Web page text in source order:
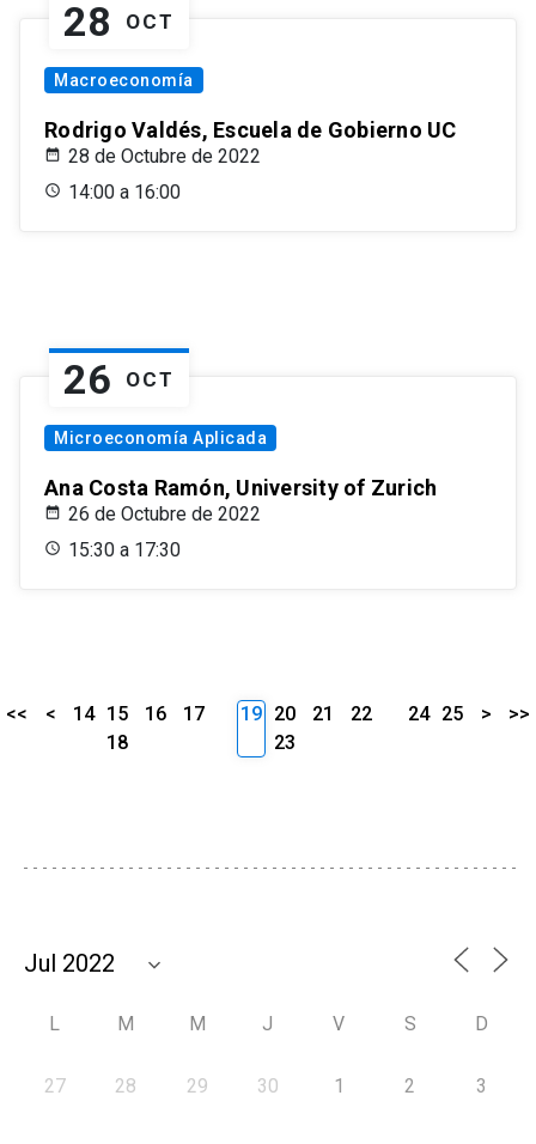
28 OCT
Macroeconomía
Rodrigo Valdés, Escuela de Gobierno UC
28 de Octubre de 2022
14:00 a 16:00
26 OCT
Microeconomía Aplicada
Ana Costa Ramón, University of Zurich
26 de Octubre de 2022
15:30 a 17:30
<< < 14 15 16
17
18
19 20 21
22
23
24 25 > >>
L M M J V S D
27 28 29 30 1 2 3